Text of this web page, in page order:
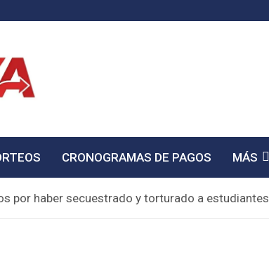
CRONOGRAMAS DE PAGOS MÁS
por haber secuestrado y torturado a estudiantes